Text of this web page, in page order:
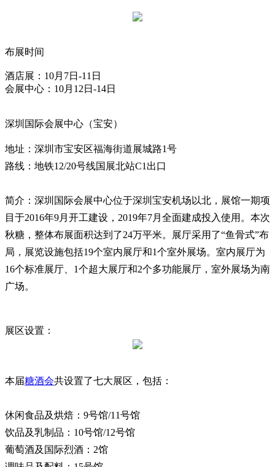
布展时间
酒店展：10月7日-11日
会展中心：10月12日-14日
深圳国际会展中心（宝安）
地址：深圳市宝安区福海街道展城路1号
路线：地铁12/20号线国展北站C1出口
简介：深圳国际会展中心位于深圳宝安机场以北，展馆一期项
目于2016年9月开工建设，2019年7月全面建成投入使用。本次
秋糖，整体布展面积达到了24万平米。展厅采用了“鱼骨式”布
局，展览设施包括19个室内展厅和1个室外展场。室内展厅为
16个标准展厅、1个超大展厅和2个多功能展厅，室外展场为南
广场。
展区设置：
本届糖酒会共设置了七大展区，包括：
休闲食品及烘焙：9号馆/11号馆
饮品及乳制品：10号馆/12号馆
葡萄酒及国际烈酒：2馆